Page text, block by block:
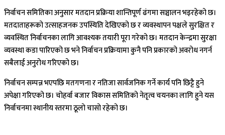
निर्वाचन समितिका अनुसार मतदान प्रक्रिया शान्तिपूर्ण ढंगमा सञ्चालन भइरहेको छ।
मतदाताहरूको उत्साहजनक उपस्थिति देखिएको छ र व्यवस्थापन पक्षले सुरक्षित र
व्यवस्थित निर्वाचनका लागि आवश्यक तयारी पूरा गरेको छ। मतदान केन्द्रमा सुरक्षा
व्यवस्था कडा पारिएको छ भने निर्वाचन प्रक्रियामा कुनै पनि प्रकारको अवरोध नगर्न
सबैलाई अनुरोध गरिएको छ।
निर्वाचन सम्पन्न भएपछि मतगणना र नतिजा सार्वजनिक गर्ने कार्य पनि छिट्टै हुने
अपेक्षा गरिएको छ। चोहर्वा बजार विकास समितिको नेतृत्व चयनका लागि हुने यस
निर्वाचनमा स्थानीय स्तरमा ठूलो चासो रहेको छ।